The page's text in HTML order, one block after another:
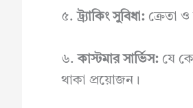
৫. ট্র্যাকিং সুবিধা: ক্রেতা
৬.কাস্টমার সার্ভিস: যে
থাকা প্রয়োজন।